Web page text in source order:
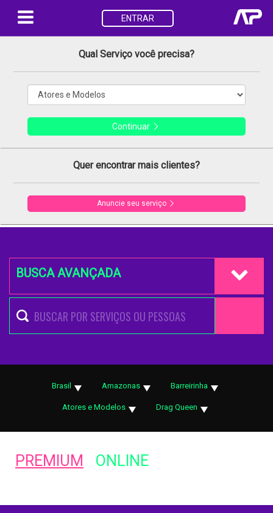
ENTRAR
Qual Serviço você precisa?
Continuar
Quer encontrar mais clientes?
Anuncie seu serviço
BUSCA AVANÇADA
Brasil Amazonas Barreirinha
Atores e Modelos Drag Queen
PREMIUM ONLINE